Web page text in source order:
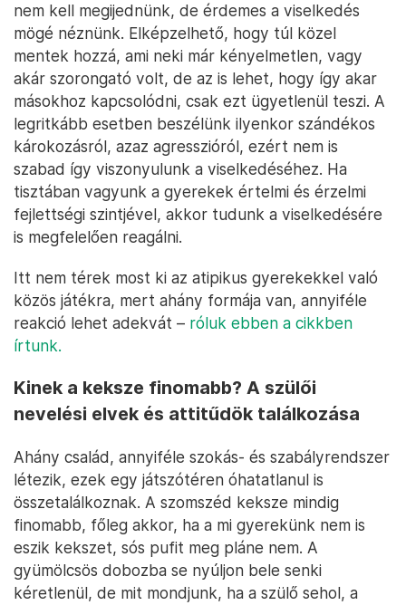
nem kell megijednünk, de érdemes a viselkedés
mögé néznünk. Elképzelhető, hogy túl közel
mentek hozzá, ami neki már kényelmetlen, vagy
akár szorongató volt, de az is lehet, hogy így akar
másokhoz kapcsolódni, csak ezt ügyetlenül teszi. A
legritkább esetben beszélünk ilyenkor szándékos
károkozásról, azaz agresszióról, ezért nem is
szabad így viszonyulunk a viselkedéséhez. Ha
tisztában vagyunk a gyerekek értelmi és érzelmi
fejlettségi szintjével, akkor tudunk a viselkedésére
is megfelelően reagálni.
Itt nem térek most ki az atipikus gyerekekkel való
közös játékra, mert ahány formája van, annyiféle
reakció lehet adekvát – róluk ebben a cikkben
írtunk.
Kinek a keksze finomabb? A szülői
nevelési elvek és attitűdök találkozása
Ahány család, annyiféle szokás- és szabályrendszer
létezik, ezek egy játszótéren óhatatlanul is
összetalálkoznak. A szomszéd keksze mindig
finomabb, főleg akkor, ha a mi gyerekünk nem is
eszik kekszet, sós pufit meg pláne nem. A
gyümölcsös dobozba se nyúljon bele senki
kéretlenül, de mit mondjunk, ha a szülő sehol, a